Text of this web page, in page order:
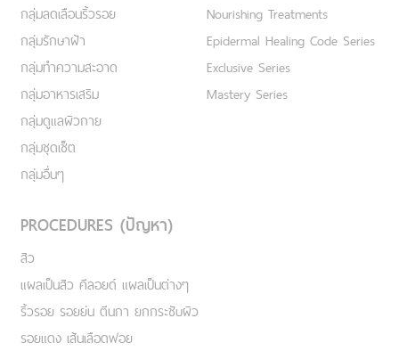
กลุ่มลดเลือนริ้วรอย
กลุ่มรักษาฝ้า
กลุ่มทำความสะอาด
กลุ่มอาหารเสริม
กลุ่มดูแลผิวกาย
กลุ่มชุดเซ็ต
กลุ่มอื่นๆ
Nourishing Treatments
Epidermal Healing Code Series
Exclusive Series
Mastery Series
PROCEDURES (ปัญหา)
สิว
แผลเป็นสิว คีลอยด์ แผลเป็นต่างๆ
ริ้วรอย รอยย่น ตีนกา ยกกระชับผิว
รอยแดง เส้นเลือดฟอย